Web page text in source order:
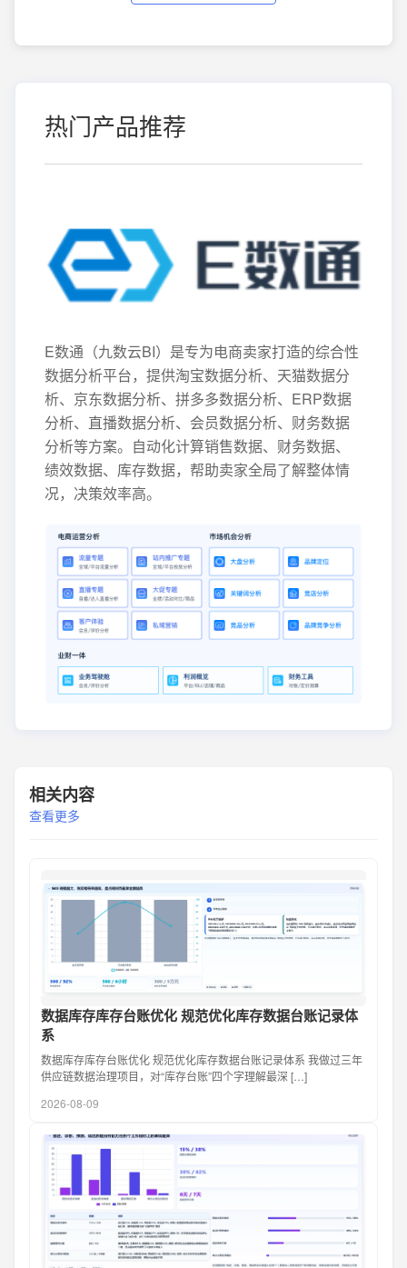
热门产品推荐
E数通（九数云BI）是专为电商卖家打造的综合性
数据分析平台，提供淘宝数据分析、天猫数据分
析、京东数据分析、拼多多数据分析、ERP数据
分析、直播数据分析、会员数据分析、财务数据
分析等方案。自动化计算销售数据、财务数据、
绩效数据、库存数据，帮助卖家全局了解整体情
况，决策效率高。
相关内容
查看更多
数据库存库存台账优化 规范优化库存数据台账记录体
系
数据库存库存台账优化 规范优化库存数据台账记录体系 我做过三年
供应链数据治理项目，对“库存台账”四个字理解最深 […]
2026-08-09